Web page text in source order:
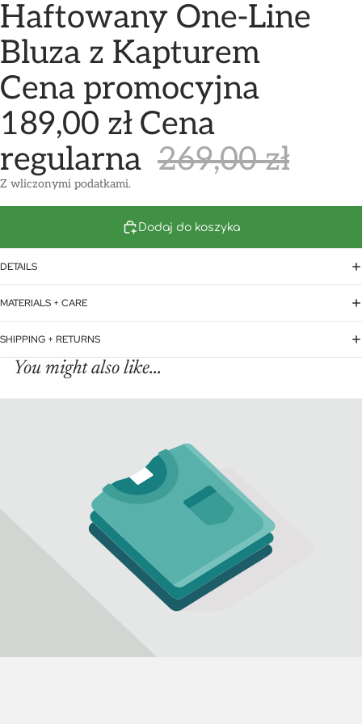
Haftowany One-Line
Bluza z Kapturem
Cena promocyjna
189,00 zł Cena
regularna 269,00 zł
Z wliczonymi podatkami.
Dodaj do koszyka
DETAILS
MATERIALS + CARE
SHIPPING + RETURNS
You might also like...